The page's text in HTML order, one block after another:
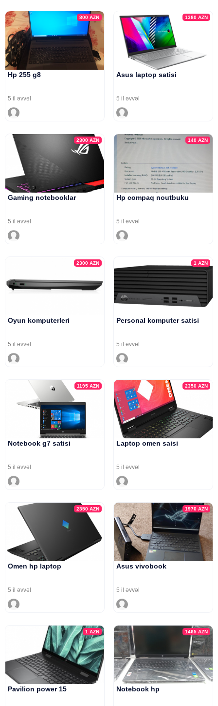
800AZN
Hp 255 g8
5 il əvvəl
1380 AZN
Asus laptop satisi
5 il əvvəl
2300AZN
Gaming notebooklar
5 il əvvəl
140 AZN
Hp compaq noutbuku
5 il əvvəl
2300AZN
Oyun komputerleri
5 il əvvəl
1 AZN
Personal komputer satisi
5 il əvvəl
1195AZN
Notebook g7 satisi
5 il əvvəl
2350 AZN
Laptop omen saisi
5 il əvvəl
2350AZN
Omen hp laptop
5 il əvvəl
1970 AZN
Asus vivobook
5 il əvvəl
1AZN
Pavilion power 15
1465 AZN
Notebook hp